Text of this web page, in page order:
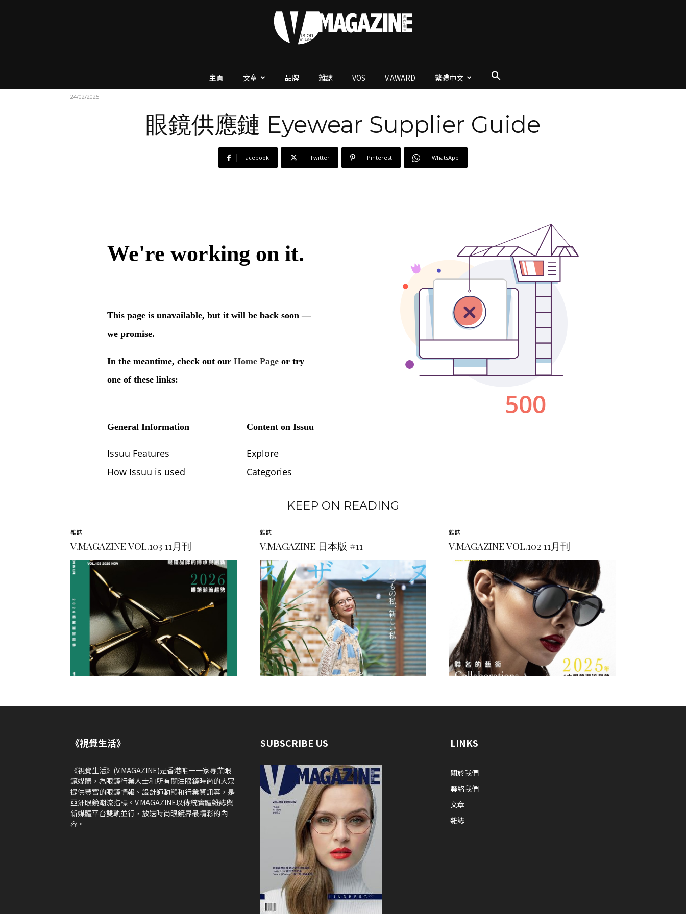
V.Magazine
主頁 文章 品牌 雜誌 VOS V.AWARD 繁體中文
24/02/2025
眼鏡供應鏈 Eyewear Supplier Guide
Facebook Twitter Pinterest WhatsApp
KEEP ON READING
雜誌
V.MAGAZINE VOL.103 11月刊
雜誌
V.MAGAZINE 日本版 #11
雜誌
V.MAGAZINE VOL.102 11月刊
《視覺生活》
《視覺生活》(V.MAGAZINE)是香港唯一一家專業眼
鏡媒體，為眼鏡行業人士和所有關注眼鏡時尚的大眾
提供豐富的眼鏡情報、設計師動態和行業資訊等，是
亞洲眼鏡潮流指標。V.MAGAZINE以傳統實體雜誌與
新媒體平台雙軌並行，放送時尚眼鏡界最精彩的內
容。
SUBSCRIBE US LINKS
關於我們
聯絡我們
文章
雜誌